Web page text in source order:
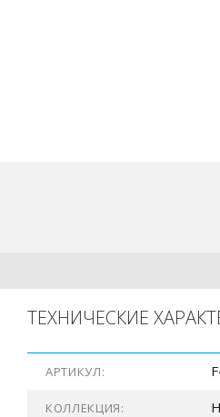
ТЕХНИЧЕСКИЕ
АРТИКУЛ:
КОЛЛЕКЦИЯ: